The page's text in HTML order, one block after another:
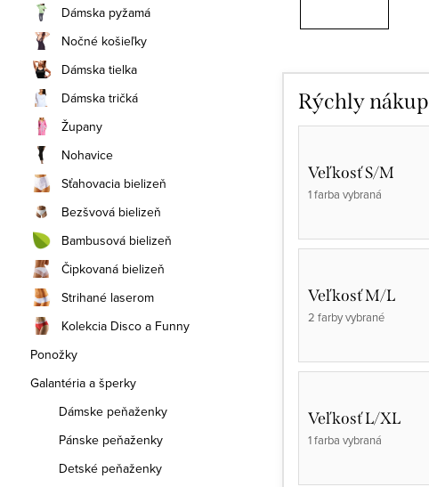
Dámska pyžamá
Nočné košieľky
Dámska tielka
Dámska tričká
Župany
Nohavice
Sťahovacia bielizeň
Bezšvová bielizeň
Bambusová bielizeň
Čipkovaná bielizeň
Strihané laserom
Kolekcia Disco a Funny
Ponožky
Galantéria a šperky
Dámske peňaženky
Pánske peňaženky
Detské peňaženky
Rýchly nákup
Veľkosť S/M
1 farba vybraná
Veľkosť M/L
2 farby vybrané
Veľkosť L/XL
1 farba vybraná